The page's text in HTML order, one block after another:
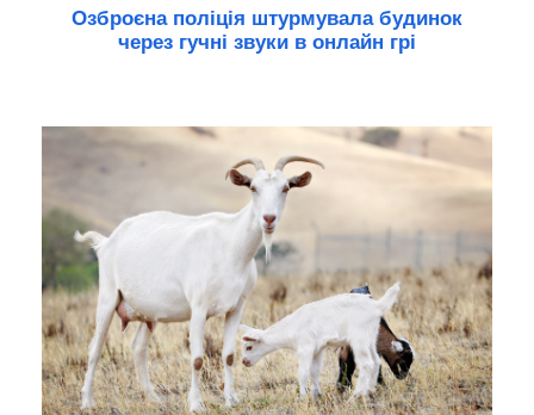
Озброєна поліція штурмувала будинок
через гучні звуки в онлайн грі